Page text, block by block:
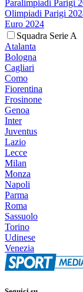
Paralimpiadi Parigi
Olimpiadi Parigi
Euro 2024
Squadra Serie A
Atalanta
Bologna
Cagliari
Como
Fiorentina
Frosinone
Genoa
Inter
Juventus
Lazio
Lecce
Milan
Monza
Napoli
Parma
Roma
Sassuolo
Torino
Udinese
Venezia